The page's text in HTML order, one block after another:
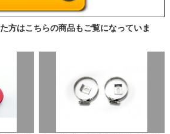
方はこちらの商品もご覧になっていま